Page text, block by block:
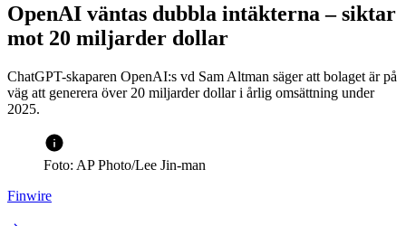
OpenAI väntas dubbla intäkterna – siktar
mot 20 miljarder dollar
ChatGPT-skaparen OpenAI:s vd Sam Altman säger att bolaget är på
väg att generera över 20 miljarder dollar i årlig omsättning under
2025.
Foto: AP Photo/Lee Jin-man
Finwire